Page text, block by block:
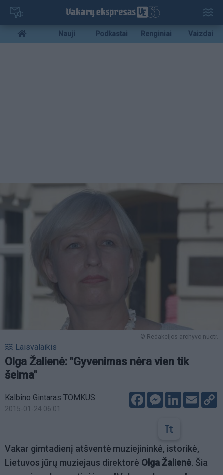
Pereiti
pagrindinį
turinį
Mobile
menu
Nauji Podkastai Renginiai Vaizdai
© Redakcijos archyvo nuotr.
Laisvalaikis
Olga Žalienė: "Gyvenimas nėra vien tik
šeima"
Kalbino Gintaras TOMKUS
2015-01-24 06:01
FacebookMessenger
LinkedIn
Email
Vakar gimtadienį atšventė muziejininkė, istorikė,
Lietuvos jūrų muziejaus direktorė Olga Žalienė. Šia